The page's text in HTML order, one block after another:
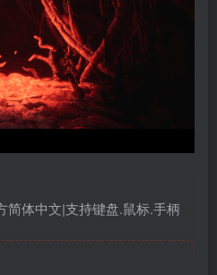
简体中文|支持键盘.鼠标.手柄